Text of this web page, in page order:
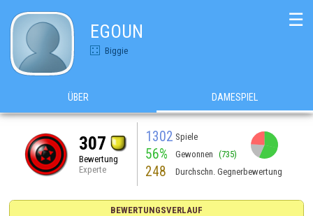
EGOUN
Biggie
☰
ÜBER DAMESPIEL
307
Bewertung
Experte
1302 Spiele
56% Gewonnen (735)
248 Durchschn. Gegnerbewertung
BEWERTUNGSVERLAUF